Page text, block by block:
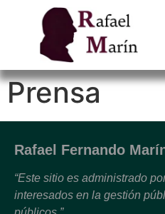
Prensa
Rafael Fernando
“Este sitio es administrado
interesados en la gestión